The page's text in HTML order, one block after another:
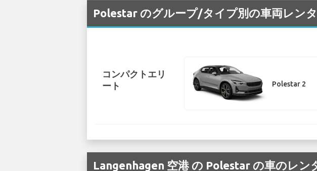
Polestar のグループ/タイプ別の車両レン
コンパクトエリ
ート
Polestar 2
Langenhagen 空港 の Polestar の車のレ